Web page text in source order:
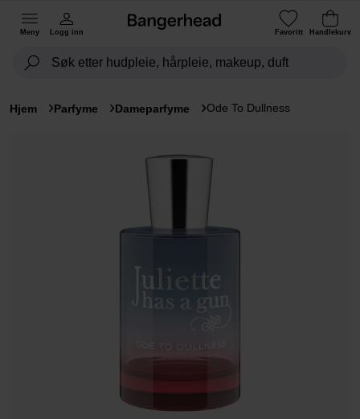
Meny Logg inn Favoritt Handlekurv
Hjem Parfyme Dameparfyme Ode To Dullness